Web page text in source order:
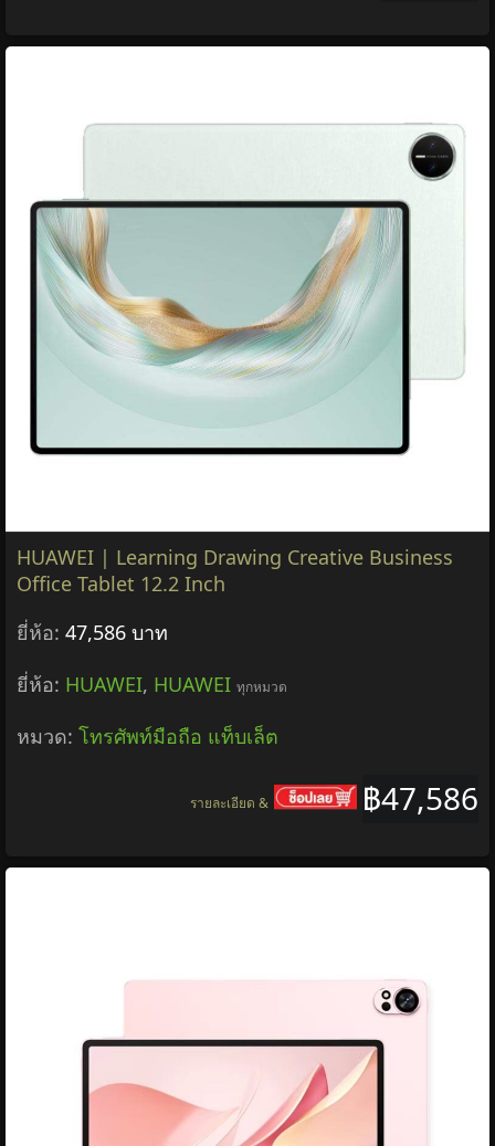
HUAWEI | Learning Drawing Creative Business
Office Tablet 12.2 Inch
ยี่ห้อ: 47,586 บาท
ยี่ห้อ: HUAWEI, HUAWEI ทุกหมวด
หมวด: โทรศัพท์มือถือ แท็บเล็ต
฿47,586
รายละเอียด &